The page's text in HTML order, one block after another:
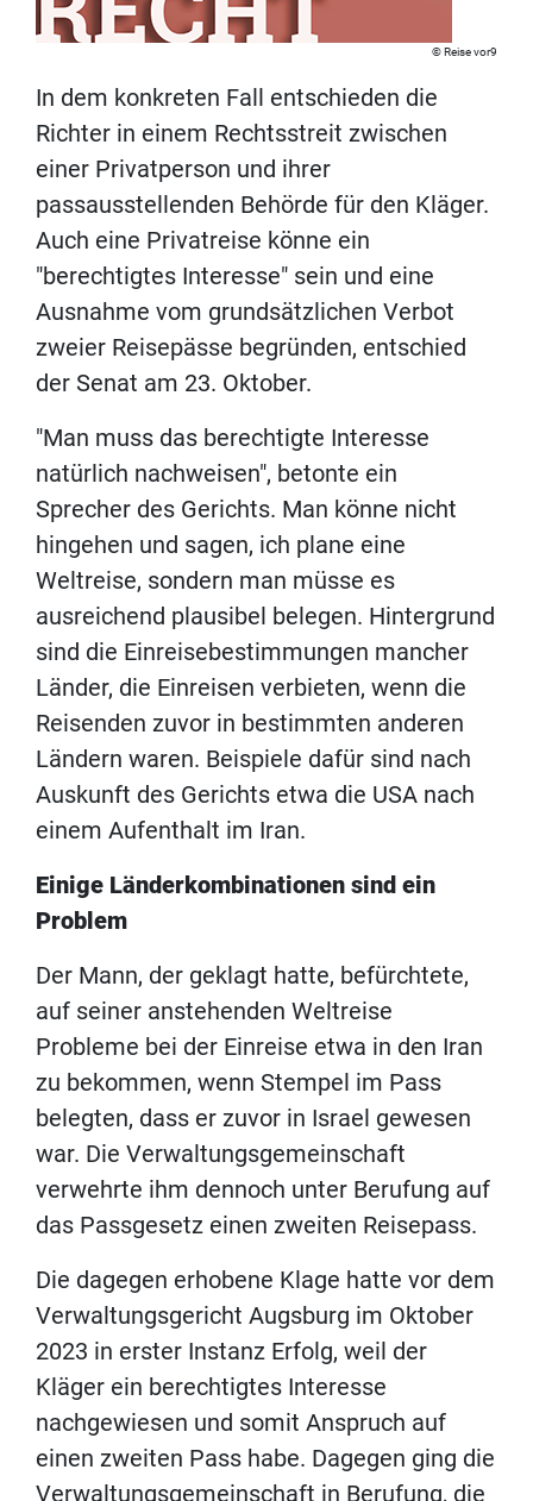
Reise vor9
In dem konkreten Fall entschieden die
Richter in einem Rechtsstreit zwischen
einer Privatperson und ihrer
passausstellenden Behörde für den Kläger.
Auch eine Privatreise könne ein
"berechtigtes Interesse" sein und eine
Ausnahme vom grundsätzlichen Verbot
zweier Reisepässe begründen, entschied
der Senat am 23. Oktober.
"Man muss das berechtigte Interesse
natürlich nachweisen", betonte ein
Sprecher des Gerichts. Man könne nicht
hingehen und sagen, ich plane eine
Weltreise, sondern man müsse es
ausreichend plausibel belegen. Hintergrund
sind die Einreisebestimmungen mancher
Länder, die Einreisen verbieten, wenn die
Reisenden zuvor in bestimmten anderen
Ländern waren. Beispiele dafür sind nach
Auskunft des Gerichts etwa die USA nach
einem Aufenthalt im Iran.
Einige Länderkombinationen sind ein
Problem
Der Mann, der geklagt hatte, befürchtete,
auf seiner anstehenden Weltreise
Probleme bei der Einreise etwa in den Iran
zu bekommen, wenn Stempel im Pass
belegten, dass er zuvor in Israel gewesen
war. Die Verwaltungsgemeinschaft
verwehrte ihm dennoch unter Berufung auf
das Passgesetz einen zweiten Reisepass.
Die dagegen erhobene Klage hatte vor dem
Verwaltungsgericht Augsburg im Oktober
2023 in erster Instanz Erfolg, weil der
Kläger ein berechtigtes Interesse
nachgewiesen und somit Anspruch auf
einen zweiten Pass habe. Dagegen ging die
Verwaltungsgemeinschaft in Berufung, die